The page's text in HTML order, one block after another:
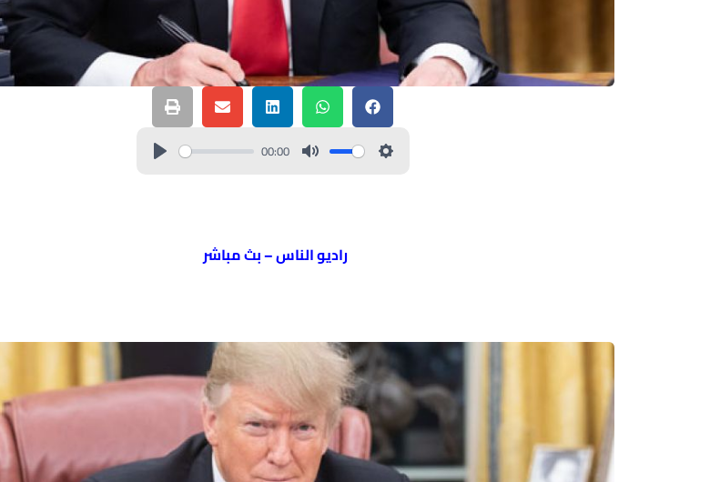
00:00
راديو الناس – بث مباشر